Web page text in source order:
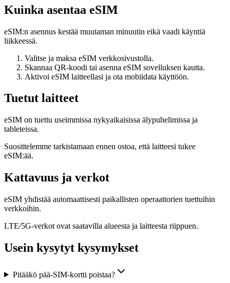
Kuinka asentaa eSIM
eSIM:n asennus kestää muutaman minuutin eikä vaadi käyntiä
liikkeessä.
Valitse ja maksa eSIM verkkosivustolla.
Skannaa QR-koodi tai asenna eSIM sovelluksen kautta.
Aktivoi eSIM laitteellasi ja ota mobiidata käyttöön.
Tuetut laitteet
eSIM on tuettu useimmissa nykyaikaisissa älypuhelimissa ja
tableteissa.
Suosittelemme tarkistamaan ennen ostoa, että laitteesi tukee
eSIM:ää.
Kattavuus ja verkot
eSIM yhdistää automaattisesti paikallisten operaattorien tuettuihin
verkkoihin.
LTE/5G-verkot ovat saatavilla alueesta ja laitteesta riippuen.
Usein kysytyt kysymykset
Pitääkö pää-SIM-kortti poistaa?